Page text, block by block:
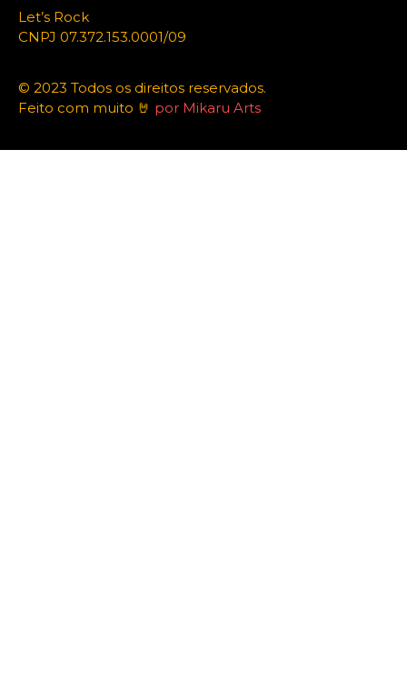
Let’s Rock
CNPJ 07.372.153.0001/09
© 2023 Todos os direitos reservados.
Feito com muito 🤘 por Mikaru Arts